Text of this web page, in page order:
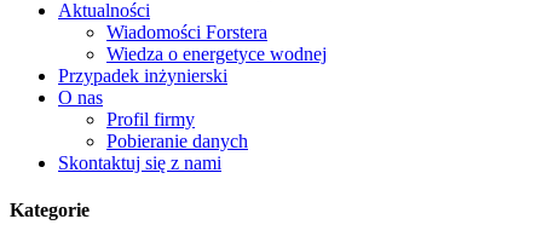
Aktualności
Wiadomości Forstera
Wiedza o energetyce wodnej
Przypadek inżynierski
O nas
Profil firmy
Pobieranie danych
Skontaktuj się z nami
Kategorie